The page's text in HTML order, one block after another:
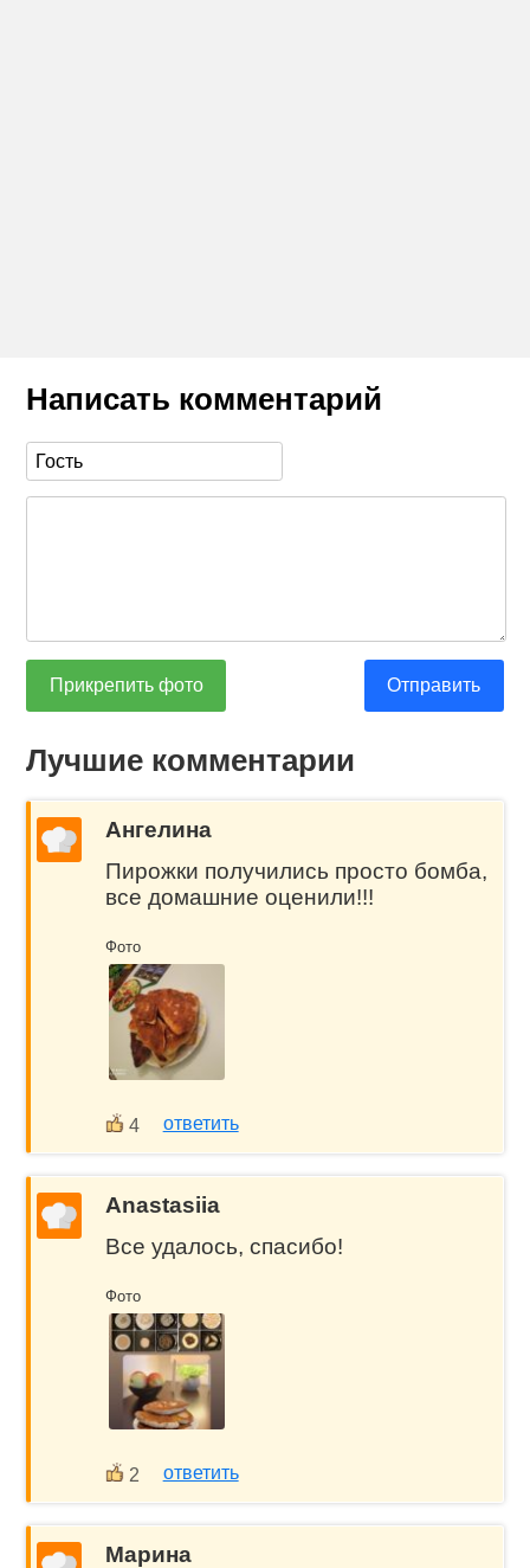
Написать комментарий
Прикрепить фото Отправить
Лучшие комментарии
Ангелина
Пирожки получились просто бомба,
все домашние оценили!!!
Фото
4 ответить
Anastasiia
Все удалось, спасибо!
Фото
2 ответить
Марина